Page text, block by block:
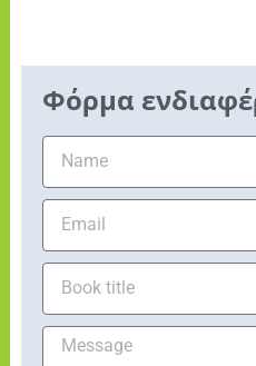
Φόρμα